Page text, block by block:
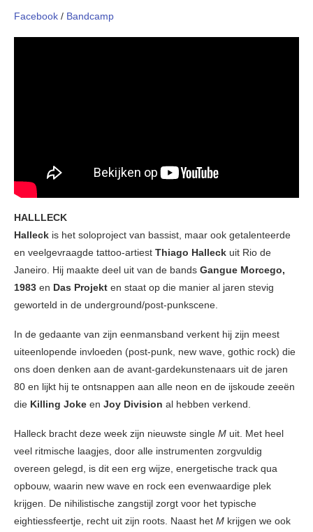
Facebook / Bandcamp
HALLLECK
Halleck is het soloproject van bassist, maar ook getalenteerde
en veelgevraagde tattoo-artiest Thiago Halleck uit Rio de
Janeiro. Hij maakte deel uit van de bands Gangue Morcego,
1983 en Das Projekt en staat op die manier al jaren stevig
geworteld in de underground/post-punkscene.
In de gedaante van zijn eenmansband verkent hij zijn meest
uiteenlopende invloeden (post-punk, new wave, gothic rock) die
ons doen denken aan de avant-gardekunstenaars uit de jaren
80 en lijkt hij te ontsnappen aan alle neon en de ijskoude zeeën
die Killing Joke en Joy Division al hebben verkend.
Halleck bracht deze week zijn nieuwste single M uit. Met heel
veel ritmische laagjes, door alle instrumenten zorgvuldig
overeen gelegd, is dit een erg wijze, energetische track qua
opbouw, waarin new wave en rock een evenwaardige plek
krijgen. De nihilistische zangstijl zorgt voor het typische
eightiessfeertje, recht uit zijn roots. Naast het M krijgen we ook